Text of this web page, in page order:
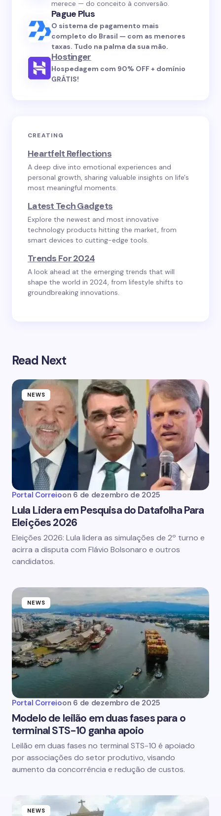
merece — do conceito à conversão.
Pague Plus
O sistema de pagamento mais
completo do Brasil — com as menores
taxas. Tudo na palma da sua mão.
Hostinger
Hospedagem com 90% OFF + domínio
GRÁTIS!
CREATING
Heartfelt Reflections
A deep dive into emotional experiences and
personal growth, sharing valuable insights on life's
most meaningful moments.
Latest Tech Gadgets
Explore the newest and most innovative
technology products hitting the market, from
smart devices to cutting-edge tools.
Trends For 2024
A look ahead at the emerging trends that will
shape the world in 2024, from lifestyle shifts to
groundbreaking innovations.
Read Next
NEWS
Portal Correioon 6 de dezembro de 2025
Lula Lidera em Pesquisa do Datafolha Para
Eleições 2026
Eleições 2026: Lula lidera as simulações de 2º turno e
acirra a disputa com Flávio Bolsonaro e outros
candidatos.
NEWS
Portal Correioon 6 de dezembro de 2025
Modelo de leilão em duas fases para o
terminal STS-10 ganha apoio
Leilão em duas fases no terminal STS-10 é apoiado
por associações do setor produtivo, visando
aumento da concorrência e redução de custos.
NEWS